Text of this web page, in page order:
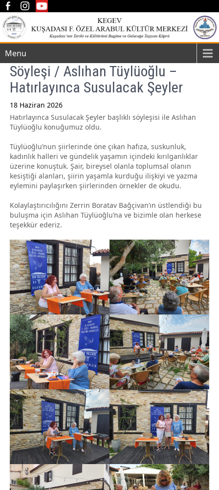
Menu
Söyleşi / Aslıhan Tüylüoğlu –
Hatırlayınca Susulacak Şeyler
18 Haziran 2026
Hatırlayınca Susulacak Şeyler başlıklı söyleşisi ile Aslıhan
Tüylüoğlu konuğumuz oldu.
Tüylüoğlu’nun şiirlerinde öne çıkan hafıza, suskunluk,
kadınlık halleri ve gündelik yaşamın içindeki kırılganlıklar
üzerine konuştuk. Şair, bireysel olanla toplumsal olanın
kesiştiği alanları, şiirin yaşamla kurduğu ilişkiyi ve yazma
eylemini paylaşırken şiirlerinden örnekler de okudu.
Kolaylaştırıcılığını Zerrin Boratav Bağçivan’ın üstlendiği bu
buluşma için Aslıhan Tüylüoğlu’na ve bizimle olan herkese
teşekkür ederiz.
Post